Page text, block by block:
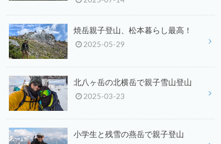
焼岳親子登山、松本暮らし最高！
2025-05-29
北八ヶ岳の北横岳で親子雪山登山
2025-03-23
小学生と残雪の燕岳で親子登山